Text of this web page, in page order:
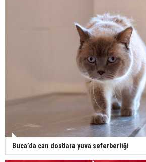
Buca’da can dostlara yuva seferberliği